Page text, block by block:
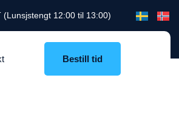
12:00 til 13:00)
Bestill tid